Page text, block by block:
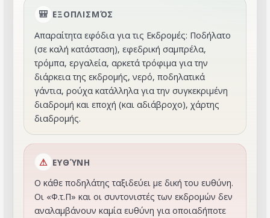
ΕΞΟΠΛΙΣΜΌΣ
Απαραίτητα εφόδια για τις Εκδρομές: Ποδήλατο
(σε καλή κατάσταση), εφεδρική σαμπρέλα,
τρόμπα, εργαλεία, αρκετά τρόφιμα για την
διάρκεια της εκδρομής, νερό, ποδηλατικά
γάντια, ρούχα κατάλληλα για την συγκεκριμένη
διαδρομή και εποχή (και αδιάβροχο), χάρτης
διαδρομής.
ΕΥΘΎΝΗ
Ο κάθε ποδηλάτης ταξιδεύει με δική του ευθύνη.
Οι «Φ.τ.Π» και οι συντονιστές των εκδρομών δεν
αναλαμβάνουν καμία ευθύνη για οποιαδήποτε